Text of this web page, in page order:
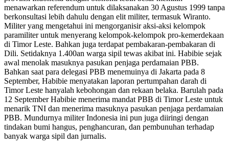
menawarkan referendum untuk dilaksanakan 30 Agustus 1999 tanpa
berkonsultasi lebih dahulu dengan elit militer, termasuk Wiranto.
Militer yang mengetahui ini mengorganisir aksi-aksi kelompok
paramiliter untuk menyerang kelompok-kelompok pro-kemerdekaan
di Timor Leste. Bahkan juga terdapat pembakaran-pembakaran di
Dili. Setidaknya 1.400an warga sipil tewas akibat ini. Habibie sejak
awal menolak masuknya pasukan penjaga perdamaian PBB.
Bahkan saat para delegasi PBB menemuinya di Jakarta pada 8
September, Habibie menyatakan laporan pertumpahan darah di
Timor Leste hanyalah kebohongan dan rekaan belaka. Barulah pada
12 September Habibie menerima mandat PBB di Timor Leste untuk
menarik TNI dan menerima masuknya pasukan penjaga perdamaian
PBB. Mundurnya militer Indonesia ini pun juga diiringi dengan
tindakan bumi hangus, penghancuran, dan pembunuhan terhadap
banyak warga sipil dan jurnalis.